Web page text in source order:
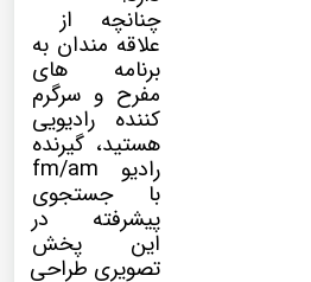
چنانچه از
علاقه مندان به
برنامه های
مفرح و سرگرم
کننده رادیویی
هستید، گیرنده
رادیو fm/am
با جستجوی
پیشرفته در
این پخش
تصویری طراحی